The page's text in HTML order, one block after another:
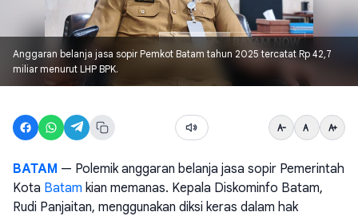
Anggaran belanja jasa sopir Pemkot Batam tahun 2025 tercatat Rp 42,7
miliar menurut LHP BPK.
BATAM — Polemik anggaran belanja jasa sopir Pemerintah
Kota Batam kian memanas. Kepala Diskominfo Batam,
Rudi Panjaitan, menggunakan diksi keras dalam hak